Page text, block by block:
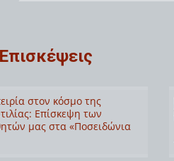
Επισκέψεις
στον κόσμο της
Επίσκεψη των
μας στα «Ποσειδώνια